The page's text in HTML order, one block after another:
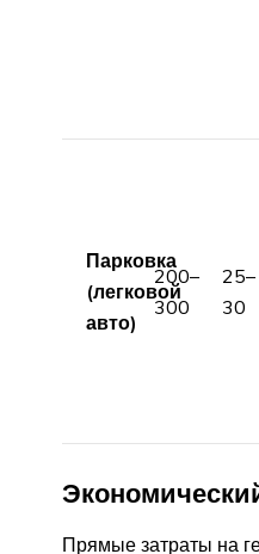
Парковка
(легковой
авто)
200–
300
25–
30
Прямые затраты на